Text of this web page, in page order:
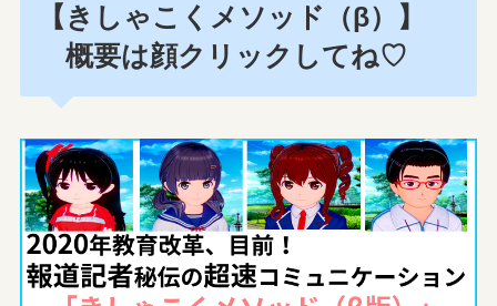
【きしゃこくメソッド（β）】
概要は顔クリックしてね♡